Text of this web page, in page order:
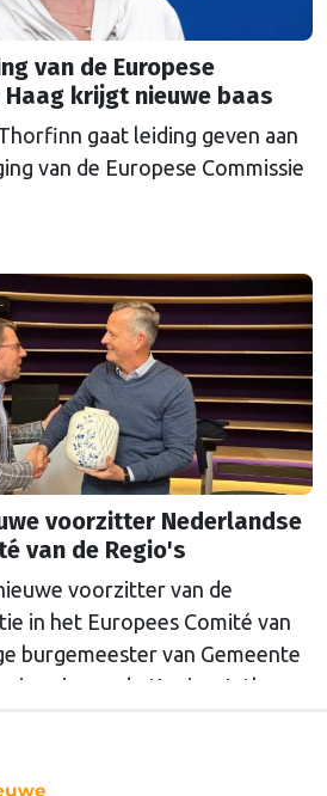
van de Europese
Haag krijgt nieuwe baas
gaat leiding geven aan
van de Europese Commissie
voorzitter Nederlandse
van de Regio's
voorzitter van de
in het Europees Comité van
burgemeester van Gemeente
van de Koning Arthur
succesvol in hun